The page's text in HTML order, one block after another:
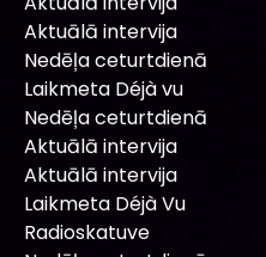
Aktuālā intervija
Nedēļa ceturtdienā
Laikmeta Déjà vu
Nedēļa ceturtdienā
Aktuālā intervija
Aktuālā intervija
Laikmeta Déjà Vu
Radioskatuve